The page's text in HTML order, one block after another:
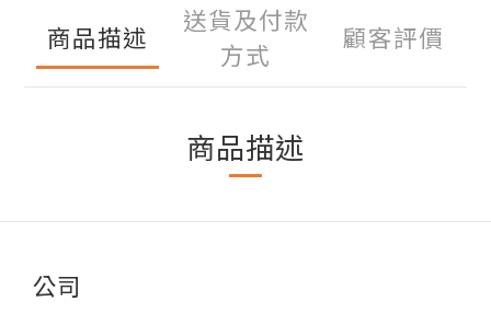
商品描述
送貨及付款
方式
顧客評價
商品描述
公司